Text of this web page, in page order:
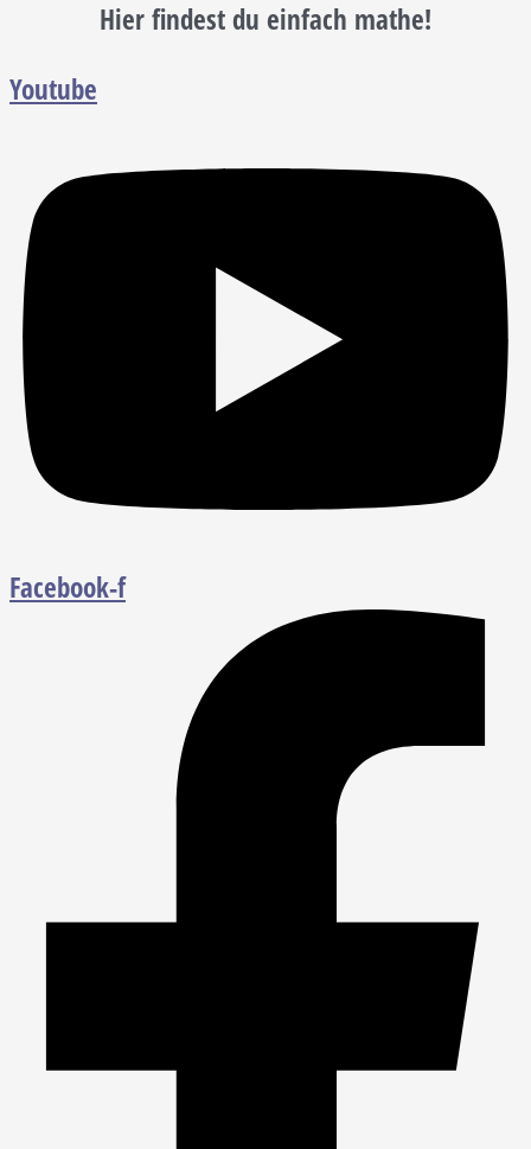
Hier findest du einfach mathe!
Youtube
Facebook-f